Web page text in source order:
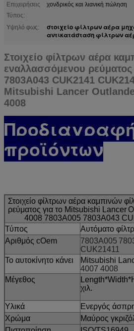
Επιχειρήσεις
Τύπος:
χονδρικός και λιανική πώληση
Υψηλό φως: στοιχείο φίλτρων αέρα
αντικατάσταση φίλτρων
Στοιχείο φίλτρων αέρα
εναλλασσόμενου
7803A043 CUK2141
Mitsubishi Lancer
4008
προϊόντων
Στοιχείο φίλτρων αέρα καμπινών
ρεύματος για το Mitsubishi Lancer
4008 7803A005 7803A043
Τύπος
Αυτόματο
Αριθμός cOem
7803A005
CUK21411
Το αυτοκίνητο κάνει
Mitsubishi
4007 4008
Μέγεθος
χιλ.
Υλικά
Ενεργός
Χρώμα
Μαύρος